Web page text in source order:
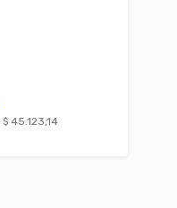
$ 45.123,14